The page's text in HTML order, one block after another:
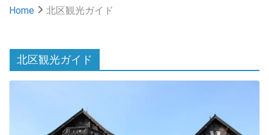
Home 北区観光ガイド
北区観光ガイド